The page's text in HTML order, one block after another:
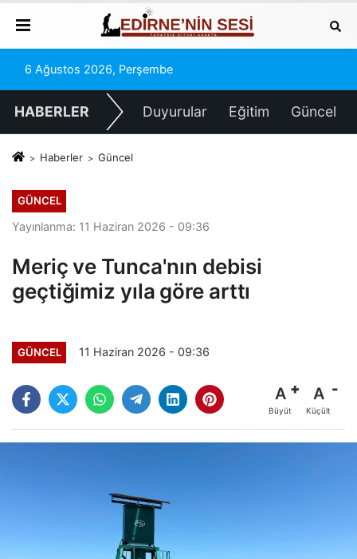
6 Ağustos 2026, Perşembe
HABERLER Duyurular Eğitim Güncel
Haberler Güncel
GÜNCEL
Yayınlanma: 11 Haziran 2026 - 09:36
Meriç ve Tunca'nın debisi
geçtiğimiz yıla göre arttı
GÜNCEL 11 Haziran 2026 - 09:36
A
Büyüt
A
Küçült